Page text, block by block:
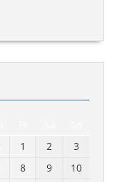
1 2
3
8 9
10